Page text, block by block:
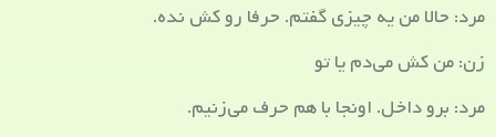
مرد: حالا من یه چیزی گفتم. حرفا رو کش نده.
زن: من کش می‌دم یا تو
مرد: برو داخل. اونجا با هم حرف می‌زنیم.